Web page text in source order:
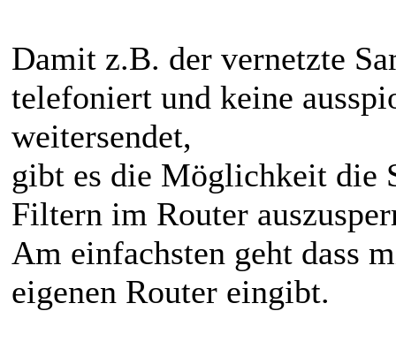
Damit z.B. der vernetzte
telefoniert und keine
weitersendet,
gibt es die Möglichkeit die
Filtern im Router
Am einfachsten geht dass
eigenen Router eingibt.